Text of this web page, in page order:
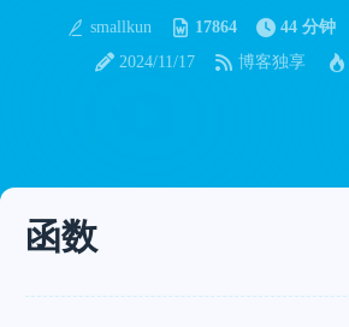
smallkun 17864 44 分钟
2024/11/17
博客独享
函数